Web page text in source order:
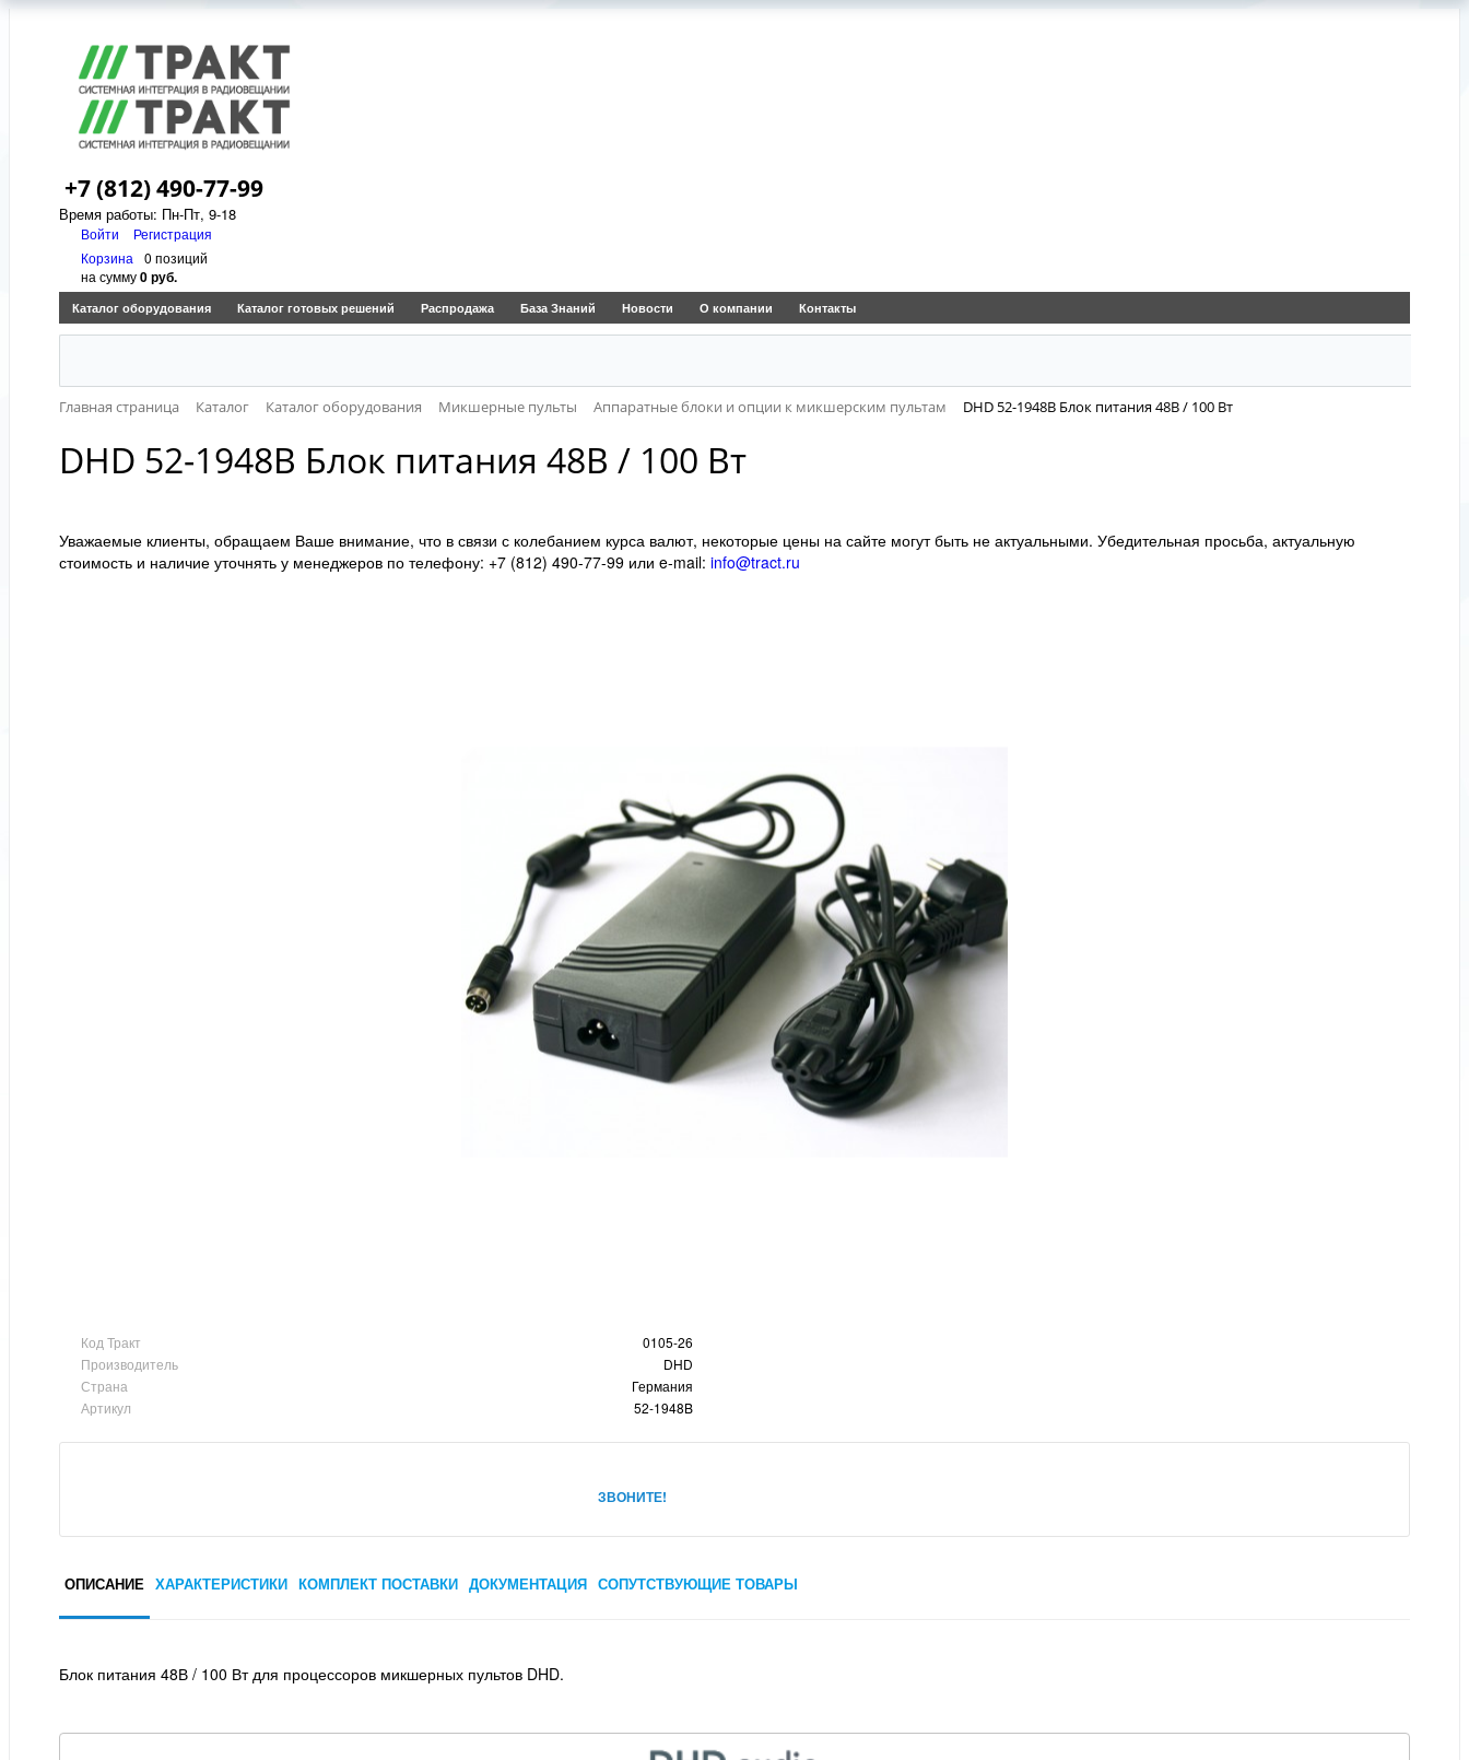
+7 (812) 490-77-99
Время работы: Пн-Пт, 9-18
Войти
Регистрация
Корзина
0 позиций
на сумму0 руб.
Каталог оборудования Каталог готовых решений Распродажа База Знаний Новости О компании Контакты
Главная страница Каталог Каталог оборудования Микшерные пульты Аппаратные блоки и опции к микшерским пультам DHD 52-1948B Блок питания 48В / 100 Вт
DHD 52-1948B Блок питания 48В / 100 Вт
Уважаемые клиенты, обращаем Ваше внимание, что в связи с колебанием курса валют, некоторые цены на сайте могут быть не актуальными. Убедительная просьба, актуальную
стоимость и наличие уточнять у менеджеров по телефону: +7 (812) 490-77-99 или e-mail: info@tract.ru
Код Тракт
0105-26
Производитель
DHD
Страна
Германия
Артикул
52-1948B
ЗВОНИТЕ!
ОПИСАНИЕ ХАРАКТЕРИСТИКИ КОМПЛЕКТ ПОСТАВКИ ДОКУМЕНТАЦИЯ СОПУТСТВУЮЩИЕ ТОВАРЫ
Блок питания 48В / 100 Вт для процессоров микшерных пультов DHD.